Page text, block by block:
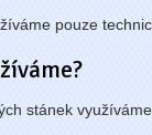
pouze
stánek